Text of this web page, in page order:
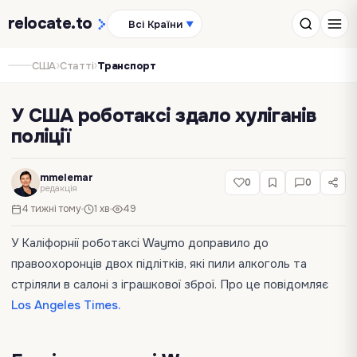
relocate.to Всі Країни ▼
США›Статті›Транспорт
У США роботаксі здало хуліганів
поліції
mmelemar
редакція
4 тижні тому 1 хв 49
0 0
У Каліфорнії роботаксі Waymo доправило до
правоохоронців двох підлітків, які пили алкоголь та
стріляли в салоні з іграшкової зброї. Про це повідомляє
Los Angeles Times.